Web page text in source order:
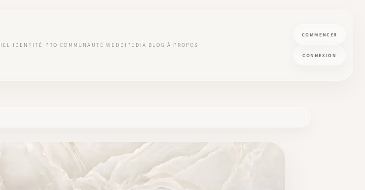
IDENTITÉ PRO COMMUNAUTÉ WEDDIPEDIA BLOG À PROPOS
COMMENCER
CONNEXION